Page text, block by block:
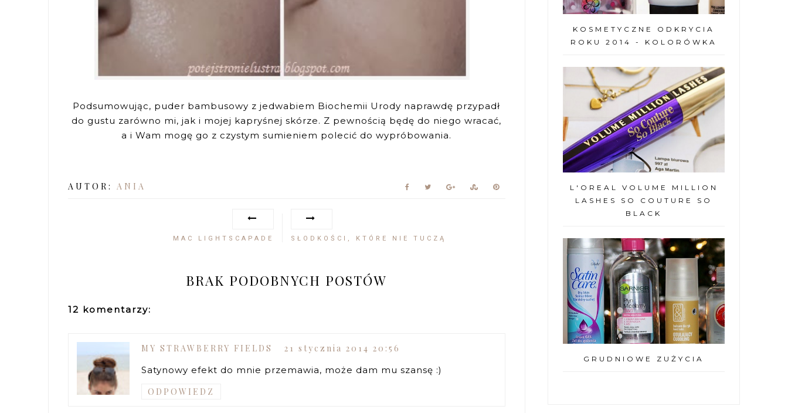
Podsumowując, puder bambusowy z jedwabiem Biochemii Urody naprawdę przypadł
do gustu zarówno mi, jak i mojej kapryśnej skórze. Z pewnością będę do niego wracać,
a i Wam mogę go z czystym sumieniem polecić do wypróbowania.
AUTOR: ANIA
MAC LIGHTSCAPADE SŁODKOŚCI, KTÓRE NIE TUCZĄ
BRAK PODOBNYCH POSTÓW
12 komentarzy:
MY STRAWBERRY FIELDS
21 stycznia 2014 20:56
Satynowy efekt do mnie przemawia, może dam mu szansę :)
ODPOWIEDZ
KOSMETYCZNE ODKRYCIA
ROKU 2014 - KOLORÓWKA
L'OREAL VOLUME MILLION
LASHES SO COUTURE SO
BLACK
GRUDNIOWE ZUŻYCIA